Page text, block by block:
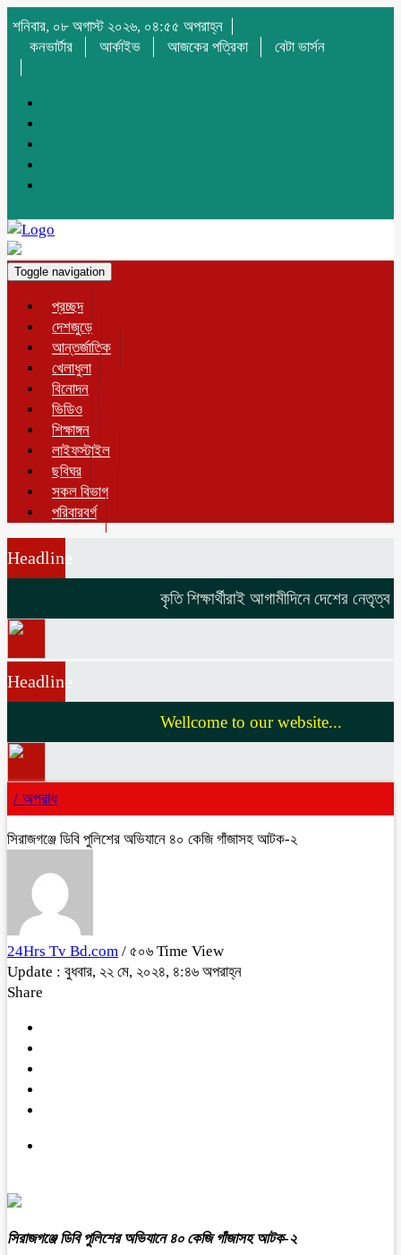
শনিবার, ০৮ অগাস্ট ২০২৬, ০৪:৫৫ অপরাহ্ন
কনভার্টার
আর্কাইভ আজকের পত্রিকা বেটা ভার্সন
Toggle navigation
প্রচ্ছদ
দেশজুড়ে
আন্তর্জাতিক
খেলাধুলা
বিনোদন
ভিডিও
শিক্ষাঙ্গন
লাইফস্টাইল
ছবিঘর
সকল বিভাগ
পরিবারবর্গ
Headline
কৃতি শিক্ষার্থীরাই আগামীদিনে দেশের নেতৃত্ব
Headline
Wellcome to our website...
/ অপরাধ
সিরাজগঞ্জে ডিবি পুলিশের অভিযানে ৪০ কেজি গাঁজাসহ আটক-২
24Hrs Tv Bd.com / ৫০৬ Time View
Update : বুধবার, ২২ মে, ২০২৪, ৪:৪৬ অপরাহ্ন
Share
সিরাজগঞ্জে ডিবি পুলিশের অভিযানে ৪০ কেজি গাঁজাসহ আটক-২